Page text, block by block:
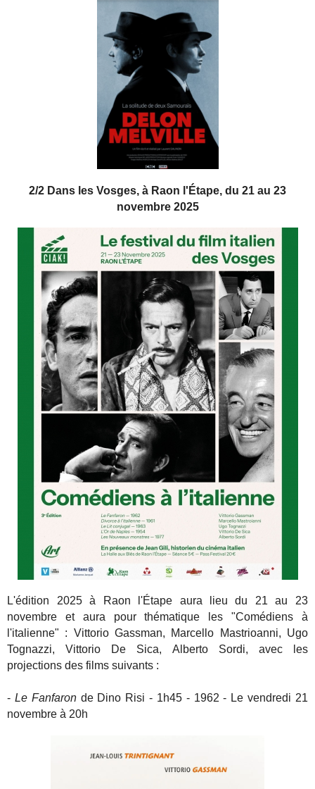
2/2 Dans les Vosges, à Raon l'Étape, du 21 au 23
novembre 2025
L'édition 2025 à Raon l'Étape aura lieu du 21 au 23
novembre et aura pour thématique les "Comédiens à
l'italienne" : Vittorio Gassman, Marcello Mastrioanni, Ugo
Tognazzi, Vittorio De Sica, Alberto Sordi, avec les
projections des films suivants :
- Le Fanfaronde Dino Risi - 1h45 - 1962 - Le vendredi 21
novembre à 20h